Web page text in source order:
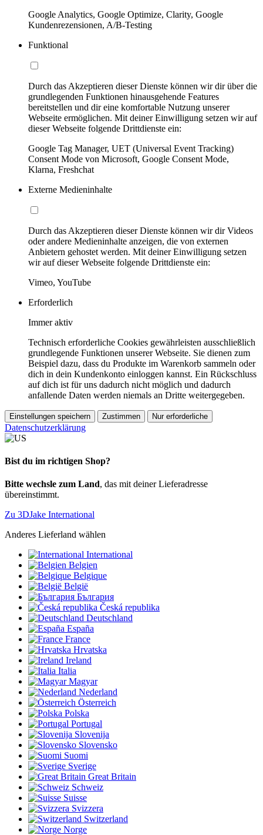
Google Analytics, Google Optimize, Clarity, Google
Kundenrezensionen, A/B-Testing
Funktional
Durch das Akzeptieren dieser Dienste können wir dir über die
grundlegenden Funktionen hinausgehende Features
bereitstellen und dir eine komfortable Nutzung unserer
Webseite ermöglichen. Mit deiner Einwilligung setzen wir auf
dieser Webseite folgende Drittdienste ein:
Google Tag Manager, UET (Universal Event Tracking)
Consent Mode von Microsoft, Google Consent Mode,
Klarna, Freshchat
Externe Medieninhalte
Durch das Akzeptieren dieser Dienste können wir dir Videos
oder andere Medieninhalte anzeigen, die von externen
Anbietern gehostet werden. Mit deiner Einwilligung setzen
wir auf dieser Webseite folgende Drittdienste ein:
Vimeo, YouTube
Erforderlich
Immer aktiv
Technisch erforderliche Cookies gewährleisten ausschließlich
grundlegende Funktionen unserer Webseite. Sie dienen zum
Beispiel dazu, dass du Produkte im Warenkorb sammeln oder
dich in dein Kundenkonto einloggen kannst. Ein Rückschluss
auf dich ist für uns dadurch nicht möglich und dadurch
anfallende Daten werden niemals an Dritte weitergegeben.
Einstellungen speichern Zustimmen Nur erforderliche
Datenschutzerklärung
Bist du im richtigen Shop?
Bitte wechsle zum Land, das mit deiner Lieferadresse
übereinstimmt.
Zu 3DJake International
Anderes Lieferland wählen
International
Belgien
Belgique
België
България
Česká republika
Deutschland
España
France
Hrvatska
Ireland
Italia
Magyar
Nederland
Österreich
Polska
Portugal
Slovenija
Slovensko
Suomi
Sverige
Great Britain
Schweiz
Suisse
Svizzera
Switzerland
Norge